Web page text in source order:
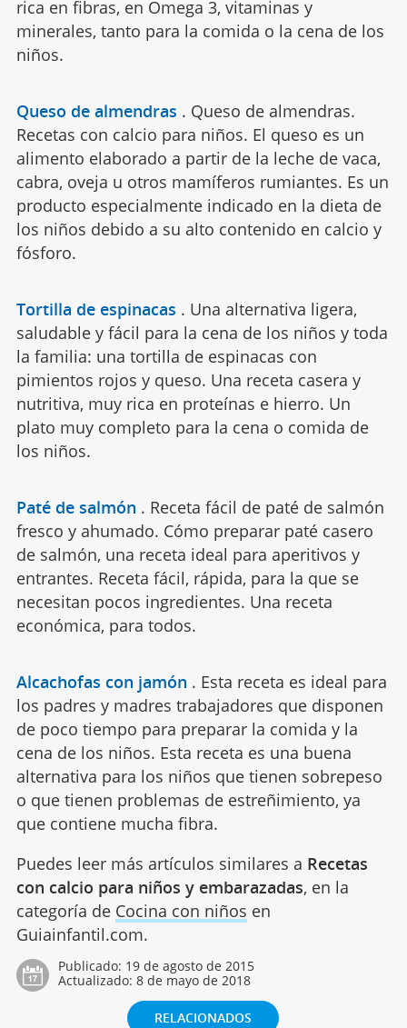
rica en fibras, en Omega 3, vitaminas y
minerales, tanto para la comida o la cena de los
niños.
Queso de almendras . Queso de almendras.
Recetas con calcio para niños. El queso es un
alimento elaborado a partir de la leche de vaca,
cabra, oveja u otros mamíferos rumiantes. Es un
producto especialmente indicado en la dieta de
los niños debido a su alto contenido en calcio y
fósforo.
Tortilla de espinacas . Una alternativa ligera,
saludable y fácil para la cena de los niños y toda
la familia: una tortilla de espinacas con
pimientos rojos y queso. Una receta casera y
nutritiva, muy rica en proteínas e hierro. Un
plato muy completo para la cena o comida de
los niños.
Paté de salmón . Receta fácil de paté de salmón
fresco y ahumado. Cómo preparar paté casero
de salmón, una receta ideal para aperitivos y
entrantes. Receta fácil, rápida, para la que se
necesitan pocos ingredientes. Una receta
económica, para todos.
Alcachofas con jamón . Esta receta es ideal para
los padres y madres trabajadores que disponen
de poco tiempo para preparar la comida y la
cena de los niños. Esta receta es una buena
alternativa para los niños que tienen sobrepeso
o que tienen problemas de estreñimiento, ya
que contiene mucha fibra.
Puedes leer más artículos similares a Recetas
con calcio para niños y embarazadas, en la
categoría de Cocina con niños en
Guiainfantil.com.
Publicado: 19 de agosto de 2015
Actualizado: 8 de mayo de 2018
RELACIONADOS